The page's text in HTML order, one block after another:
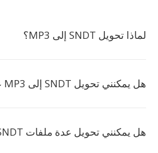
لماذا تحويل SNDT إلى MP3؟
هل يمكنني تحويل SNDT إلى MP3 على أي جهاز؟
هل يمكنني تحويل عدة ملفات SNDT؟